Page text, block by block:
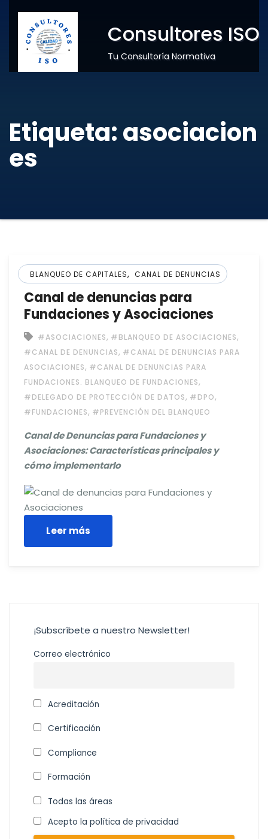
Consultores ISO
Tu Consultoría Normativa
Etiqueta:asociacion
es
BLANQUEO DE CAPITALES, CANAL DE DENUNCIAS
Canal de denuncias para
Fundaciones y Asociaciones
#ASOCIACIONES, #BLANQUEO DE ASOCIACIONES,
#CANAL DE DENUNCIAS, #CANAL DE DENUNCIAS PARA
ASOCIACIONES, #CANAL DE DENUNCIAS PARA
FUNDACIONES. BLANQUEO DE FUNDACIONES,
#DELEGADO DE PROTECCIÓN DE DATOS, #DPO,
#FUNDACIONES, #PREVENCIÓN DEL BLANQUEO
Canal de Denuncias para Fundaciones y
Asociaciones: Características principales y
cómo implementarlo
Leer más
¡Subscríbete a nuestro Newsletter!
Correo electrónico
Acreditación
Certificación
Compliance
Formación
Todas las áreas
Acepto la política de privacidad